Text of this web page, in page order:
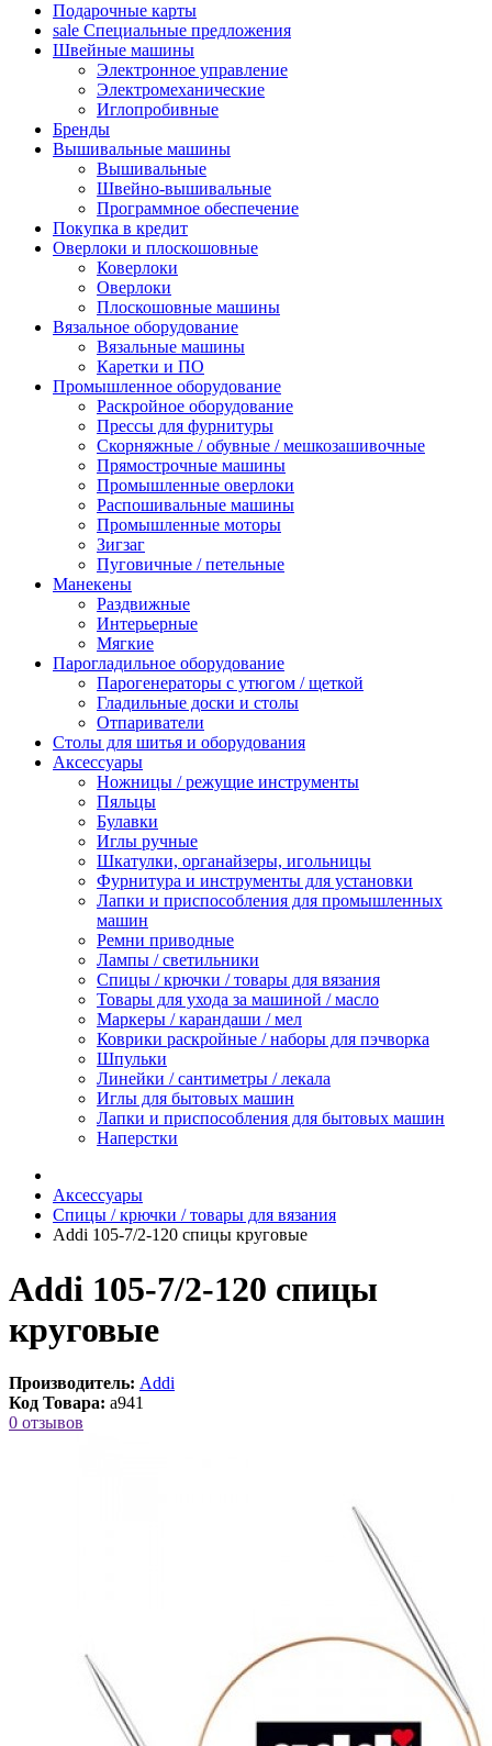
Подарочные карты
sale Специальные предложения
Швейные машины
Электронное управление
Электромеханические
Иглопробивные
Бренды
Вышивальные машины
Вышивальные
Швейно-вышивальные
Программное обеспечение
Покупка в кредит
Оверлоки и плоскошовные
Коверлоки
Оверлоки
Плоскошовные машины
Вязальное оборудование
Вязальные машины
Каретки и ПО
Промышленное оборудование
Раскройное оборудование
Прессы для фурнитуры
Скорняжные / обувные / мешкозашивочные
Прямострочные машины
Промышленные оверлоки
Распошивальные машины
Промышленные моторы
Зигзаг
Пуговичные / петельные
Манекены
Раздвижные
Интерьерные
Мягкие
Парогладильное оборудование
Парогенераторы с утюгом / щеткой
Гладильные доски и столы
Отпариватели
Столы для шитья и оборудования
Аксессуары
Ножницы / режущие инструменты
Пяльцы
Булавки
Иглы ручные
Шкатулки, органайзеры, игольницы
Фурнитура и инструменты для установки
Лапки и приспособления для промышленных
машин
Ремни приводные
Лампы / светильники
Спицы / крючки / товары для вязания
Товары для ухода за машиной / масло
Маркеры / карандаши / мел
Коврики раскройные / наборы для пэчворка
Шпульки
Линейки / сантиметры / лекала
Иглы для бытовых машин
Лапки и приспособления для бытовых машин
Наперстки
Аксессуары
Спицы / крючки / товары для вязания
Addi 105-7/2-120 спицы круговые
Addi 105-7/2-120 спицы
круговые
Производитель: Addi
Код Товара: a941
0 отзывов